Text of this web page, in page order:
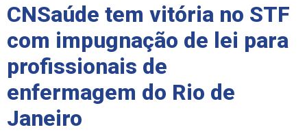
CNSaúde tem vitória no STF
com impugnação de lei para
profissionais de
enfermagem do Rio de
Janeiro